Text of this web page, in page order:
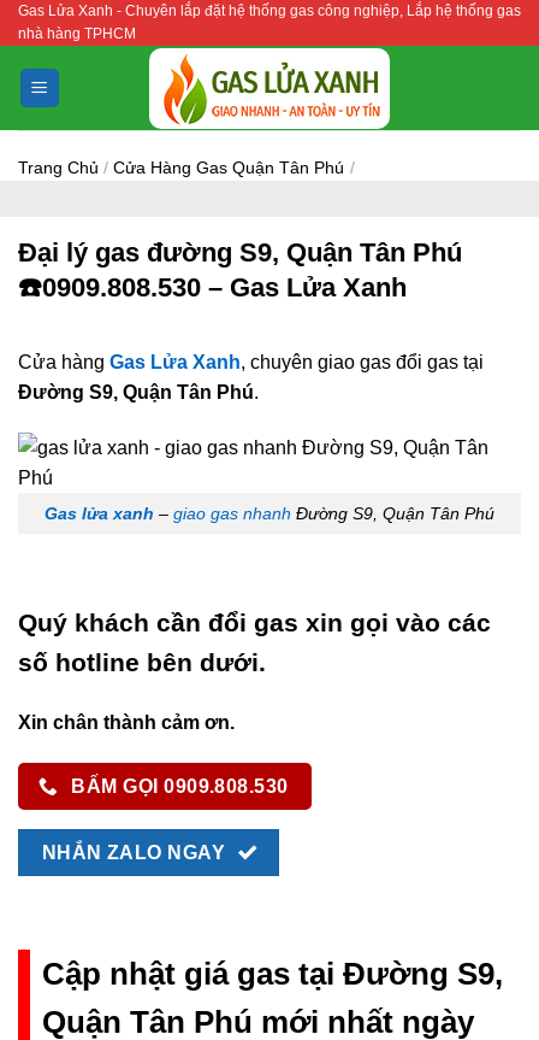
Bỏ
qua
nội
dung
Gas Lửa Xanh - Chuyên lắp đặt hệ thống gas công nghiệp, Lắp hệ thống gas
nhà hàng TPHCM
Trang Chủ / Cửa Hàng Gas Quận Tân Phú /
Đại lý gas đường S9, Quận Tân Phú
☎️0909.808.530 – Gas Lửa Xanh
Cửa hàng Gas Lửa Xanh, chuyên giao gas đổi gas tại
Đường S9, Quận Tân Phú.
Gas lửa xanh – giao gas nhanh Đường S9, Quận Tân Phú
Quý khách cần đổi gas xin gọi vào các
số hotline bên dưới.
Xin chân thành cảm ơn.
BẤM GỌI 0909.808.530
NHẮN ZALO NGAY
Cập nhật giá gas tại Đường S9,
Quận Tân Phú mới nhất ngày